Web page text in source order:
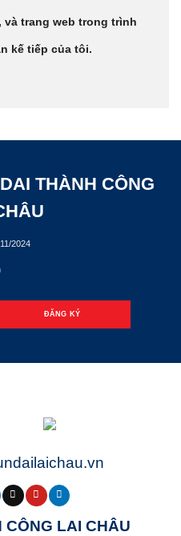
và trang web trong trình
kế tiếp của tôi.
THÀNH CÔNG
2024
CÔNG LAI CHÂU